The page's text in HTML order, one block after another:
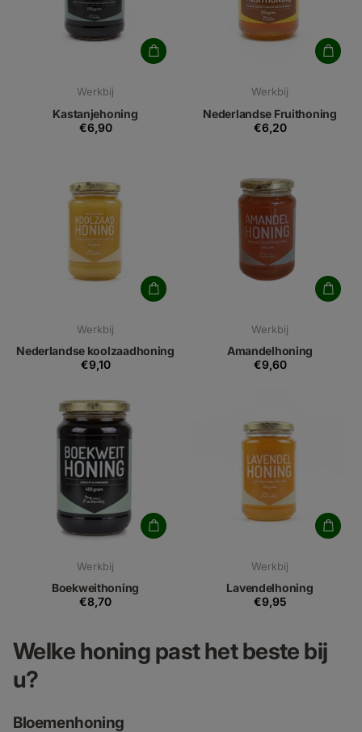
Werkbij
Kastanjehoning
€6,90
Werkbij
Nederlandse Fruithoning
€6,20
Werkbij
Nederlandse koolzaadhoning
€9,10
Werkbij
Amandelhoning
€9,60
Werkbij
Boekweithoning
€8,70
Werkbij
Lavendelhoning
€9,95
Welke honing past het beste bij
u?
Bloemenhoning